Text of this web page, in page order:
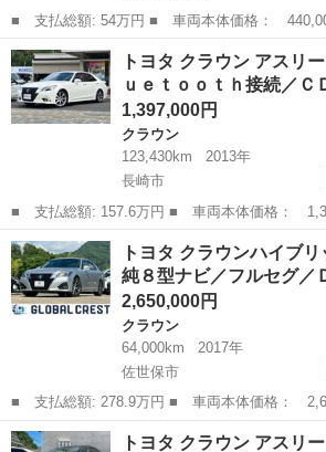
■ 支払総額: 54万円 ■ 車両本体価格： 440,000 円 ■ メーカー
名： トヨタ ■ 車種名： クラウンマジェス
３．０Ｃタイプ ＥＴＣ オートクルーズコ
ミホイール ＨＩ...
大分 大分市 クラウン
トヨタ クラウン アスリ
ｕｅｔｏｏｔｈ接続／
1,397,000円
クラウン
123,430km
2013年
長崎市
■ 支払総額: 157.6万円 ■ 車両本体価格： 1,397,000 円 ■ メーカ
ー名： トヨタ ■ 車種名： クラウン ■ グレ
トＳ ＥＴＣ／Ｂｌｕｅｔｏｏｔｈ接続／ＣＤ
カメラ／...
長崎 長崎市 クラウン
トヨタ クラウンハイブ
純８型ナビ／フルセグ／
2,650,000円
クラウン
64,000km
2017年
佐世保市
■ 支払総額: 278.9万円 ■ 車両本体価格： 2,650,000 円 ■ メーカ
ー名： トヨタ ■ 車種名： クラウンハイブ
名： アスリートＳ 純８型ナビ／フルセグ／
長崎 佐世保市 クラウン
トヨタ クラウン アス